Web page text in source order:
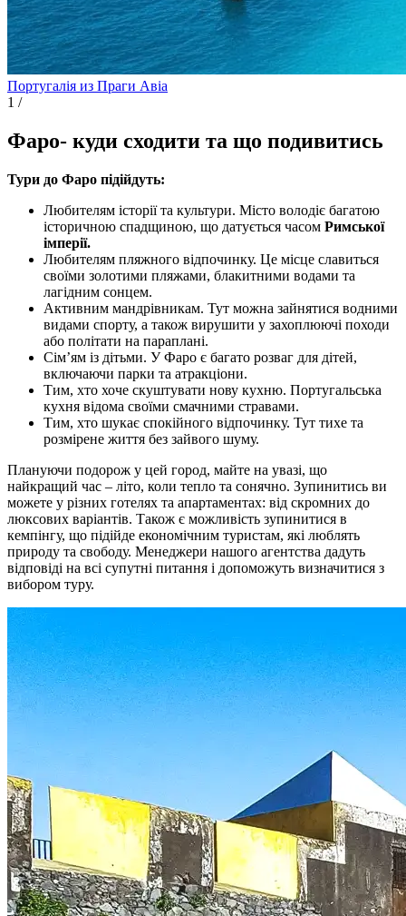
Португалія из Праги Авіа
1 /
Фаро- куди сходити та що подивитись
Тури до Фаро підійдуть:
Любителям історії та культури. Місто володіє багатою
історичною спадщиною, що датується часом Римської
імперії.
Любителям пляжного відпочинку. Це місце славиться
своїми золотими пляжами, блакитними водами та
лагідним сонцем.
Активним мандрівникам. Тут можна зайнятися водними
видами спорту, а також вирушити у захоплюючі походи
або політати на параплані.
Сім’ям із дітьми. У Фаро є багато розваг для дітей,
включаючи парки та атракціони.
Тим, хто хоче скуштувати нову кухню. Португальська
кухня відома своїми смачними стравами.
Тим, хто шукає спокійного відпочинку. Тут тихе та
розмірене життя без зайвого шуму.
Плануючи подорож у цей город, майте на увазі, що
найкращий час – літо, коли тепло та сонячно. Зупинитись ви
можете у різних готелях та апартаментах: від скромних до
люксових варіантів. Також є можливість зупинитися в
кемпінгу, що підійде економічним туристам, які люблять
природу та свободу. Менеджери нашого агентства дадуть
відповіді на всі супутні питання і допоможуть визначитися з
вибором туру.